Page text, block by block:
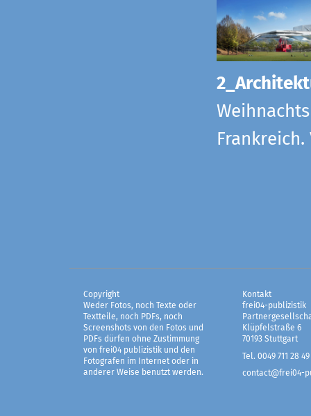
Copyright
Weder Fotos, noch Texte oder
Textteile, noch PDFs, noch
Screenshots von den Fotos und
PDFs dürfen ohne Zustimmung
von frei04 publizistik und den
Fotografen im Internet oder in
anderer Weise benutzt werden.
Kontakt
frei04-publizistik
Klüpfelstraße 6
70193 Stuttgart
Tel. 0049 711 28 49
contact@frei04-